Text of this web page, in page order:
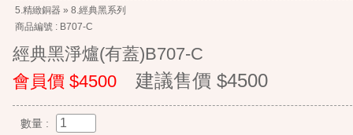
5.精緻銅器 » 8.經典黑系列
商品編號 : B707-C
經典黑淨爐(有蓋)B707-C
會員價 $4500 建議售價 $4500
數量 :